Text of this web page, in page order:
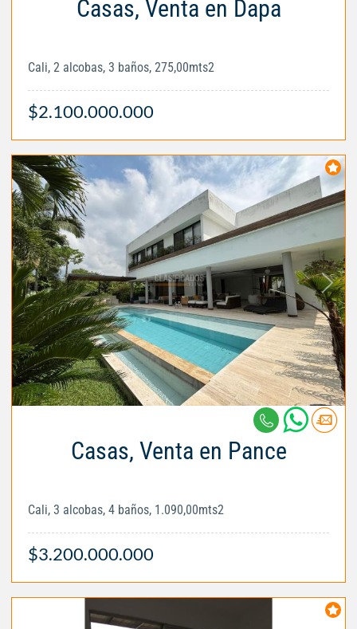
Casas, Venta en Dapa
Cali, 2 alcobas, 3 baños, 275,00mts2
$2.100.000.000
Casas, Venta en Pance
Cali, 3 alcobas, 4 baños, 1.090,00mts2
$3.200.000.000